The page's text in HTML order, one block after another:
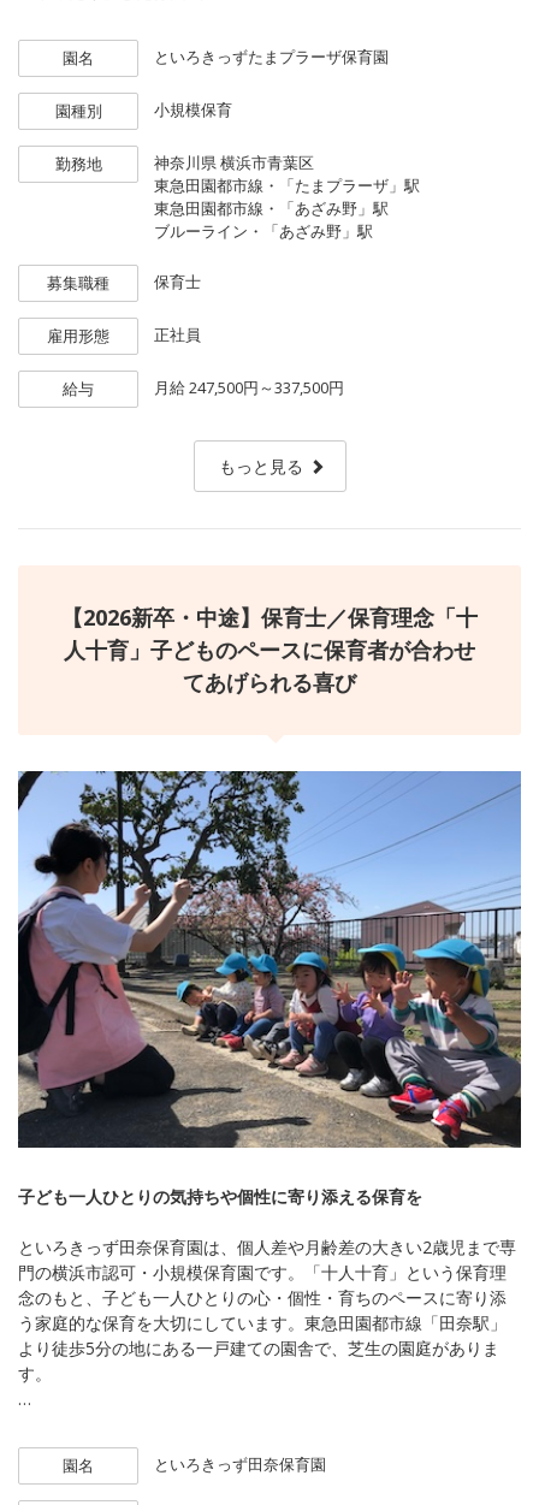
子どもたち一人ひとりの個性を尊ぶ「十人十育」を保育理念に、
集団を動かすような大人主導の保育に子どもを合わせさせるので
はなく、私たちが子ども側に合わせる「子ども一人ひとり主体」
の保育を大切にしています。
このたび、アットホームな園の雰囲気の中で子どもたち一人ひと
りの成長に心で寄り添ってくれる正社員保育士さんを、次年度に
向けて新たに募集します。
（2026新卒または中途、未経験可）
✧一人ひとりの園児に寄り添った子ども主体の保育
✧20代〜60代の幅広い年代が活躍中！
✧保育室内も職員間も、「ほんわか」「ゆったり」した雰囲気^^
✧保育園実務が未経験の方も安心して働ける職場です☆
園名 といろきっずたまプラーザ保育園
園種別 小規模保育
勤務地 神奈川県横浜市青葉区
東急田園都市線・「たまプラーザ」駅
東急田園都市線・「あざみ野」駅
ブルーライン・「あざみ野」駅
募集職種 保育士
雇用形態 正社員
給与 月給247,500円～337,500円
もっと見る
【2026新卒・中途】保育士／保育理念「十
人十育」子どものペースに保育者が合わせ
てあげられる喜び
子ども一人ひとりの気持ちや個性に寄り添える保育を
といろきっず田奈保育園は、個人差や月齢差の大きい2歳児まで専
門の横浜市認可・小規模保育園です。「十人十育」という保育理
念のもと、子ども一人ひとりの心・個性・育ちのペースに寄り添
う家庭的な保育を大切にしています。東急田園都市線「田奈駅」
より徒歩5分の地にある一戸建ての園舎で、芝生の園庭がありま
す。
「ゆったり」した雰囲気^^
小規模保育ですが園児が安全にあそべる園庭もあります☆
園名 といろきっず田奈保育園